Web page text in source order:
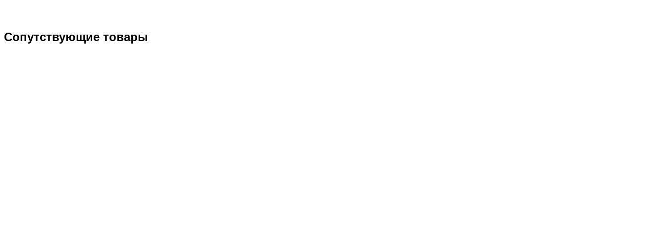
Сопутствующие товары